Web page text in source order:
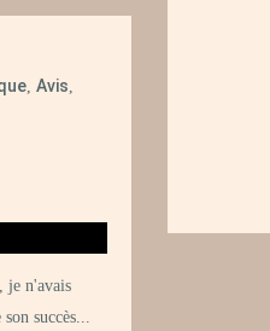
, Avis,
je n'avais
succès...